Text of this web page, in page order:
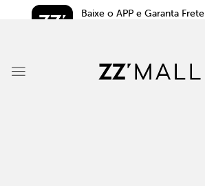
Baixe o APP e Garanta Frete